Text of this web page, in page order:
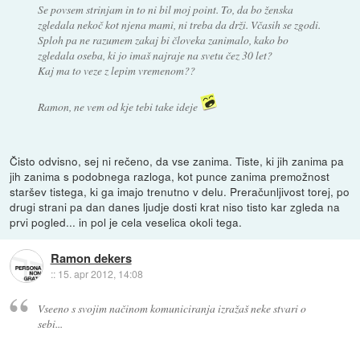
Se povsem strinjam in to ni bil moj point. To, da bo ženska
zgledala nekoč kot njena mami, ni treba da drži. Včasih se zgodi.
Sploh pa ne razumem zakaj bi človeka zanimalo, kako bo
zgledala oseba, ki jo imaš najraje na svetu čez 30 let?
Kaj ma to veze z lepim vremenom??
Ramon, ne vem od kje tebi take ideje
Čisto odvisno, sej ni rečeno, da vse zanima. Tiste, ki jih zanima pa
jih zanima s podobnega razloga, kot punce zanima premožnost
staršev tistega, ki ga imajo trenutno v delu. Preračunljivost torej, po
drugi strani pa dan danes ljudje dosti krat niso tisto kar zgleda na
prvi pogled... in pol je cela veselica okoli tega.
Ramon dekers
:: 15. apr 2012, 14:08
Vseeno s svojim načinom komuniciranja izražaš neke stvari o
sebi...